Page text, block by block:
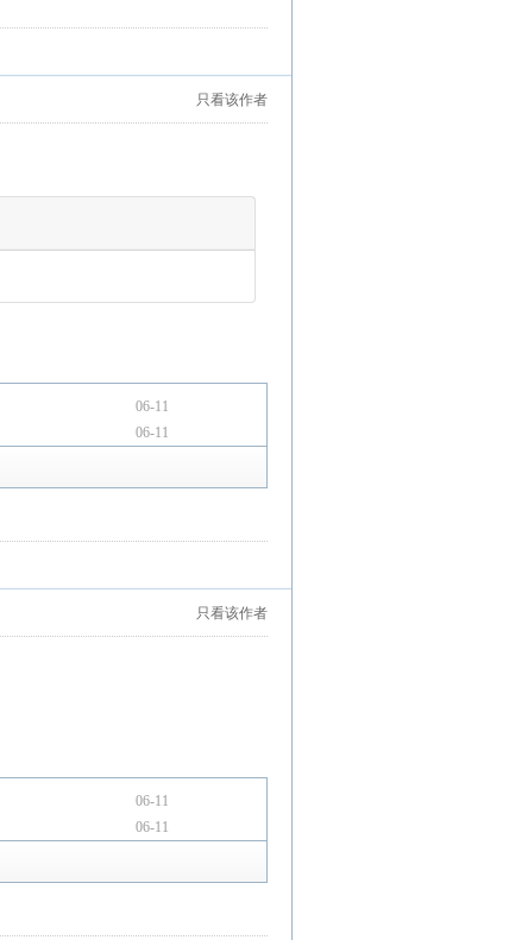
只看该作者
06-11
06-11
只看该作者
06-11
06-11